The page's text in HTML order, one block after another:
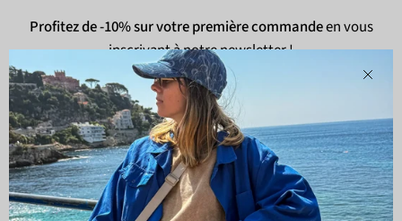
Profitez de -10% sur votre première commandeen vous
inscrivant à notre newsletter !
Je m'inscris